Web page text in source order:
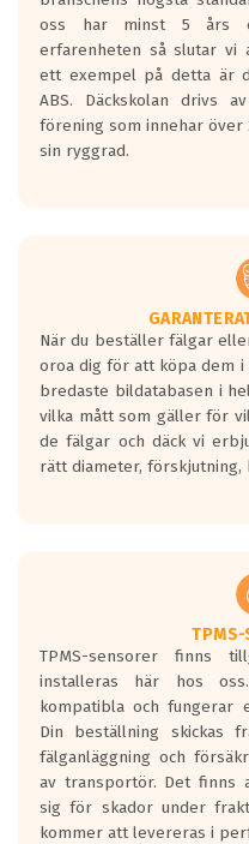
Inga D eller G betyg
personbilar och lätta
Betyget sätts efter ett test
skall bromsa in på en väg
0.5-1.5 mm vatten.
I 80km/h kommer
Vid körning i över 50km/h
rullmotståndets ljud
motorljudet.
På däckmärkningen
en symbol av ett däck med
bullernivå markeras med
medans de vita vågorna
ett tyst däck.
regelverket som
Ett däck med två svarta
godkända för år 2016 nya
Ett däck med en svart våg
minst tre decibel tystare
regelverk som börjar
oss har minst 5 års
erfarenheten så slutar vi
ett exempel på detta är
ABS. Däckskolan drivs
förening som innehar över
sin ryggrad.
När du beställer fälgar
oroa dig för att köpa dem
bredaste bildatabasen i
vilka mått som gäller för
de fälgar och däck vi
rätt diameter, förskjutning,
TPMS-
TPMS-sensorer finns
installeras här hos
kompatibla och fungerar
Din beställning skickas
fälganläggning och
av transportör. Det finns
sig för skador under
kommer att levereras i